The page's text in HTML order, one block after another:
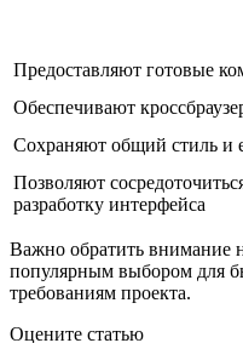
Предоставляют готовые
Обеспечивают
Сохраняют общий стиль и
Позволяют
разработку интерфейса
Важно обратить внимание
популярным выбором для
требованиям проекта.
Оцените статью